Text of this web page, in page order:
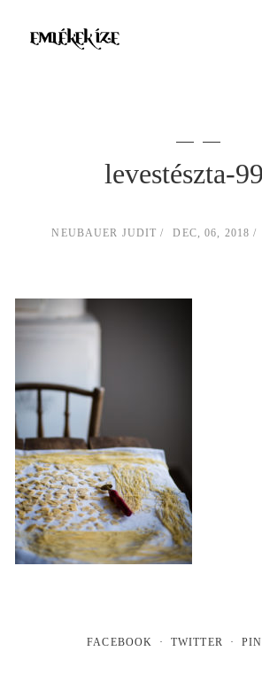
levestészta-
NEUBAUER JUDIT DEC, 06, 2018
FACEBOOK TWITTER